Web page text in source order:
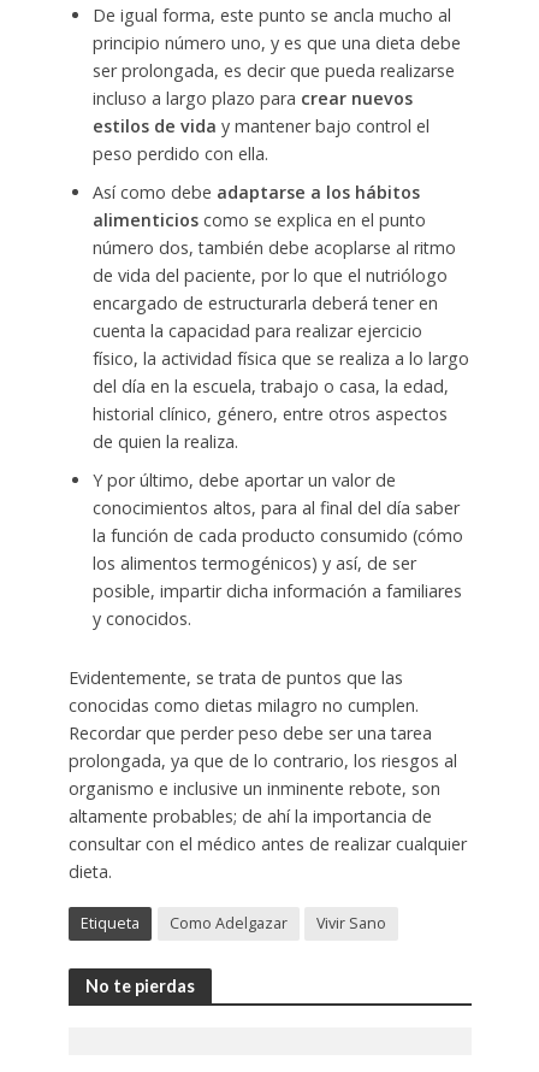
De igual forma, este punto se ancla mucho al
principio número uno, y es que una dieta debe
ser prolongada, es decir que pueda realizarse
incluso a largo plazo para crear nuevos
estilos de vida y mantener bajo control el
peso perdido con ella.
Así como debe adaptarse a los hábitos
alimenticioscomo se explica en el punto
número dos, también debe acoplarse al ritmo
de vida del paciente, por lo que el nutriólogo
encargado de estructurarla deberá tener en
cuenta la capacidad para realizar ejercicio
físico, la actividad física que se realiza a lo largo
del día en la escuela, trabajo o casa, la edad,
historial clínico, género, entre otros aspectos
de quien la realiza.
Y por último, debe aportar un valor de
conocimientos altos, para al final del día saber
la función de cada producto consumido (cómo
los alimentos termogénicos) y así, de ser
posible, impartir dicha información a familiares
y conocidos.
Evidentemente, se trata de puntos que las
conocidas como dietas milagro no cumplen.
Recordar que perder peso debe ser una tarea
prolongada, ya que de lo contrario, los riesgos al
organismo e inclusive un inminente rebote, son
altamente probables; de ahí la importancia de
consultar con el médico antes de realizar cualquier
dieta.
Etiqueta Como Adelgazar Vivir Sano
No te pierdas